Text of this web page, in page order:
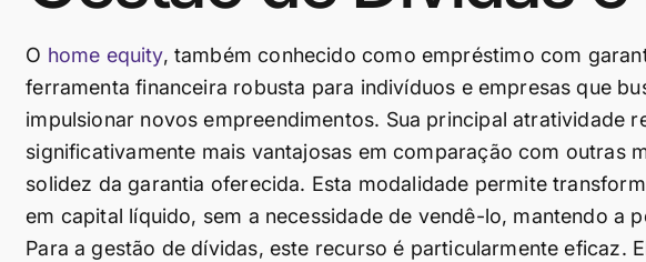
O home equity, também conhecido como empréstimo com
ferramenta financeira robusta para indivíduos e empresas que
impulsionar novos empreendimentos. Sua principal atratividade
significativamente mais vantajosas em comparação com outras
solidez da garantia oferecida. Esta modalidade permite
em capital líquido, sem a necessidade de vendê-lo, mantendo a
Para a gestão de dívidas, este recurso é particularmente eficaz.